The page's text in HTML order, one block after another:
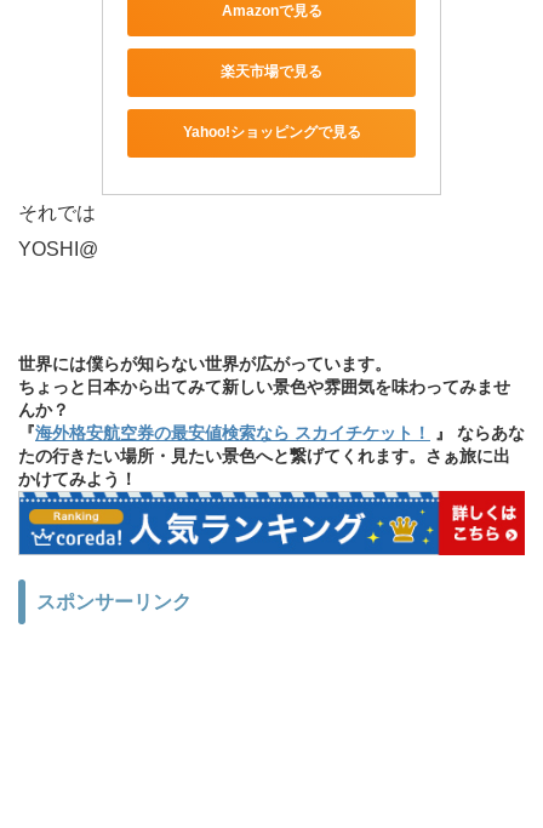
Amazonで見る
楽天市場で見る
Yahoo!ショッピングで見る
それでは
YOSHI@
世界には僕らが知らない世界が広がっています。
ちょっと日本から出てみて新しい景色や雰囲気を味わってみませ
んか？
『海外格安航空券の最安値検索なら スカイチケット！
』 ならあな
たの行きたい場所・見たい景色へと繋げてくれます。さぁ旅に出
かけてみよう！
スポンサーリンク